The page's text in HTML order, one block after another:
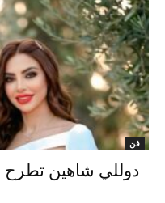
فن
دوللي شاهين تطرح